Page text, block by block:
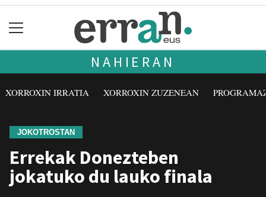
NAHIERAN
XORROXIN IRRATIA XORROXIN ZUZENEAN
JOKOTROSTAN
Errekak Donezteben
jokatuko du lauko finala